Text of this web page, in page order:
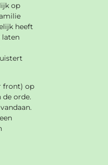
op
heeft
laten
front) op
de orde.